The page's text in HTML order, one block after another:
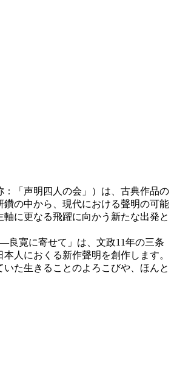
「声明四人の会」）は、古典作品の
の中から、現代における聲明の可能
に更なる飛躍に向かう新たな出発と
良寛に寄せて」は、文政11年の三条
人におくる新作聲明を創作します。
た生きることのよろこびや、ほんと